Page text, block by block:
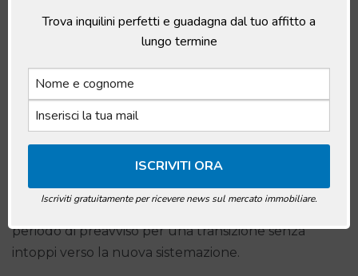
Valutazione dei Motivi:Assicuratevi che le vostre
legali.
Comunicazione Ufficiale:Redigete una lettera di
disdetta dettagliata e inviatela per raccomandata
A/R al vostro locatore o conduttore.
Vai all’Agenzia delle Entrate:Presentate il Modello
RLI entro 30 giorni dall’accordo di cessazione.
Piano di Transizione:
periodo di preavviso per una transizione senza
intoppi verso la nuova sistemazione.
Trova inquilini perfetti e guadagna dal tuo affitto a
lungo termine
Iscriviti gratuitamente per ricevere news sul mercato immobiliare.